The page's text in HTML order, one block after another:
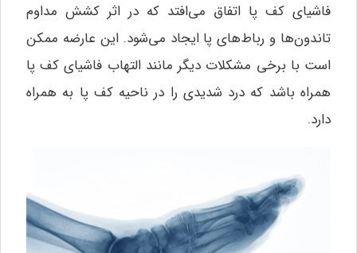
فاشیای کف پا اتفاق می‌افتد که در اثر کشش مداوم
تاندون‌ها و رباط‌های پا ایجاد می‌شود. این عارضه ممکن
است با برخی مشکلات دیگر مانند التهاب فاشیای کف پا
همراه باشد که درد شدیدی را در ناحیه کف پا به همراه
دارد.